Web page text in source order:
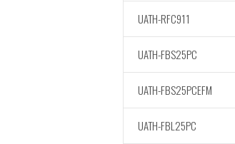
UATH-RFC911
UATH-FBS25PC
UATH-FBS25PCEFM
UATH-FBL25PC